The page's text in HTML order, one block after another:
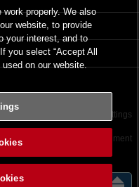
イトポリシー Cookies Settings
Konami Digital Entertainment
properly. We also
website, to provide
your interest, and to
you select “Accept All
on our website.